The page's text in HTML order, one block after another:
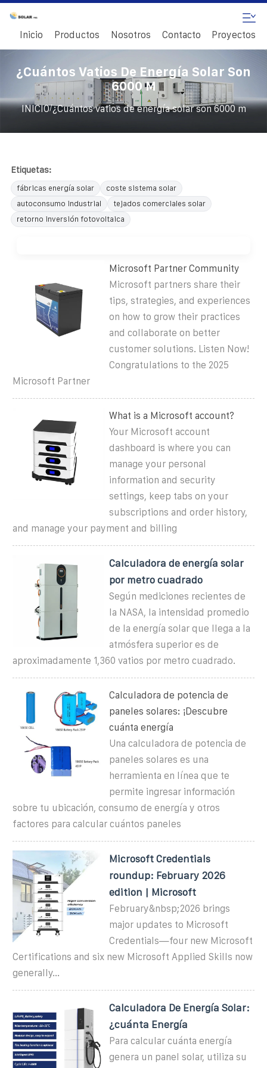
Inicio Productos Nosotros Contacto Proyectos
¿Cuántos Vatios De Energía Solar Son
6000 M
INICIO/¿Cuántos vatios de energía solar son 6000 m
Etiquetas:
fábricas energía solar
coste sistema solar
autoconsumo industrial
tejados comerciales solar
retorno inversión fotovoltaica
Microsoft Partner Community
Microsoft partners share their
tips, strategies, and experiences
on how to grow their practices
and collaborate on better
customer solutions. Listen Now!
Congratulations to the 2025
Microsoft Partner
What is a Microsoft account?
Your Microsoft account
dashboard is where you can
manage your personal
information and security
settings, keep tabs on your
subscriptions and order history,
and manage your payment and billing
Calculadora de energía solar
por metro cuadrado
Según mediciones recientes de
la NASA, la intensidad promedio
de la energía solar que llega a la
atmósfera superior es de
aproximadamente 1,360 vatios por metro cuadrado.
Calculadora de potencia de
paneles solares: ¡Descubre
cuánta energía
Una calculadora de potencia de
paneles solares es una
herramienta en línea que te
permite ingresar información
sobre tu ubicación, consumo de energía y otros
factores para calcular cuántos paneles
Microsoft Credentials
roundup: February 2026
edition | Microsoft
February&nbsp;2026 brings
major updates to Microsoft
Credentials—four new Microsoft
Certifications and six new Microsoft Applied Skills now
generally...
Calculadora De Energía Solar:
¿cuánta Energía
Para calcular cuánta energía
genera un panel solar, utiliza su